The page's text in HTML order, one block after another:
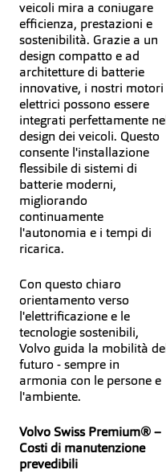
veicoli mira a coniugare
efficienza, prestazioni e
sostenibilità. Grazie a un
design compatto e ad
architetture di batterie
innovative, i nostri motori
elettrici possono essere
integrati perfettamente nel
design dei veicoli. Questo
consente l'installazione
flessibile di sistemi di
batterie moderni,
migliorando
continuamente
l'autonomia e i tempi di
ricarica.
Con questo chiaro
orientamento verso
l'elettrificazione e le
tecnologie sostenibili,
Volvo guida la mobilità del
futuro - sempre in
armonia con le persone e
l'ambiente.
Volvo Swiss Premium® –
Costi di manutenzione
prevedibili